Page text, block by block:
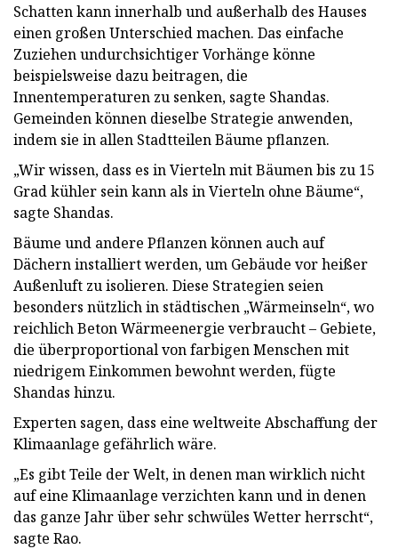
Schatten kann innerhalb und außerhalb des Hauses
einen großen Unterschied machen. Das einfache
Zuziehen undurchsichtiger Vorhänge könne
beispielsweise dazu beitragen, die
Innentemperaturen zu senken, sagte Shandas.
Gemeinden können dieselbe Strategie anwenden,
indem sie in allen Stadtteilen Bäume pflanzen.
„Wir wissen, dass es in Vierteln mit Bäumen bis zu 15
Grad kühler sein kann als in Vierteln ohne Bäume“,
sagte Shandas.
Bäume und andere Pflanzen können auch auf
Dächern installiert werden, um Gebäude vor heißer
Außenluft zu isolieren. Diese Strategien seien
besonders nützlich in städtischen „Wärmeinseln“, wo
reichlich Beton Wärmeenergie verbraucht – Gebiete,
die überproportional von farbigen Menschen mit
niedrigem Einkommen bewohnt werden, fügte
Shandas hinzu.
Experten sagen, dass eine weltweite Abschaffung der
Klimaanlage gefährlich wäre.
„Es gibt Teile der Welt, in denen man wirklich nicht
auf eine Klimaanlage verzichten kann und in denen
das ganze Jahr über sehr schwüles Wetter herrscht“,
sagte Rao.